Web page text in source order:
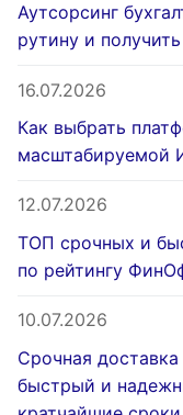
Аутсорсинг
рутину и
16.07.2026
Как выбрать
масштабируемой
12.07.2026
ТОП срочных и
по рейтингу
10.07.2026
Срочная
быстрый и